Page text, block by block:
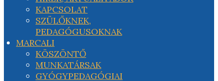
KAPCSOLAT
SZÜLŐKNEK,
PEDAGÓGUSOKNAK
MARCALI
KÖSZÖNTŐ
MUNKATÁRSAK
GYÓGYPEDAGÓGIAI